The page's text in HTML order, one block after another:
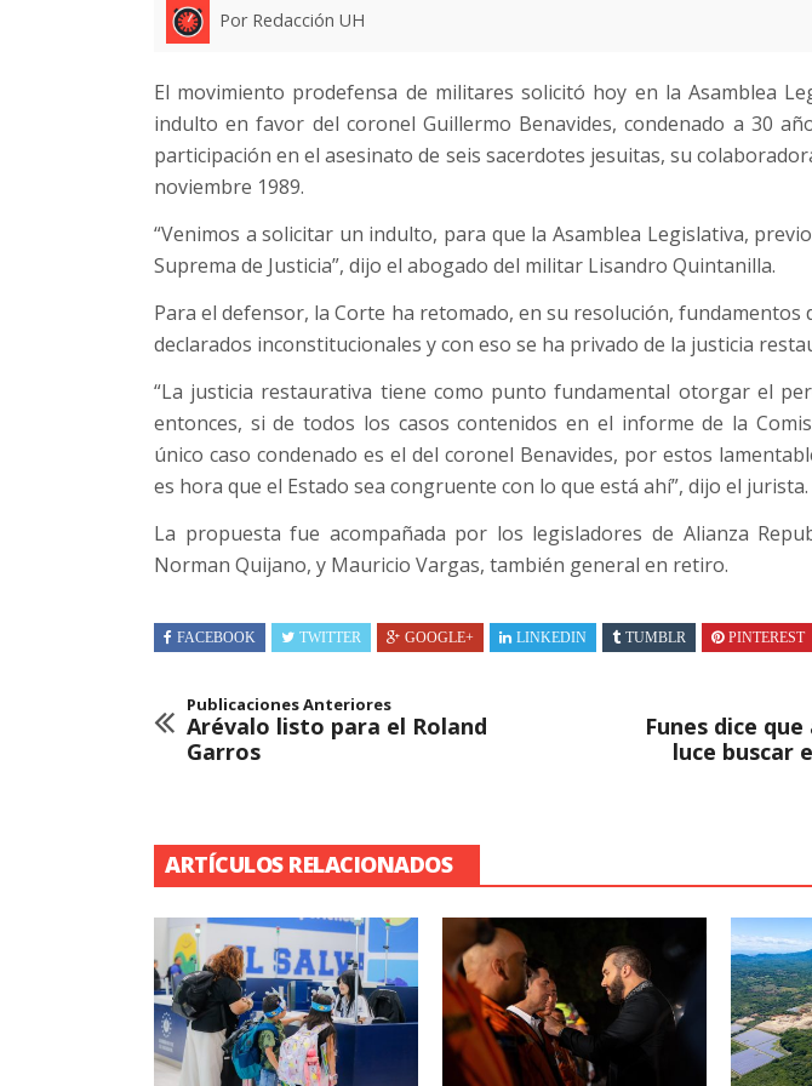
Por Redacción UH
El movimiento prodefensa de militares solicitó hoy en la Asamblea
indulto en favor del coronel Guillermo Benavides, condenado a 30
participación en el asesinato de seis sacerdotes jesuitas, su
noviembre 1989.
“Venimos a solicitar un indulto, para que la Asamblea Legislativa,
Suprema de Justicia”, dijo el abogado del militar Lisandro Quintanilla.
Para el defensor, la Corte ha retomado, en su resolución, fundamentos
declarados inconstitucionales y con eso se ha privado de la justicia
“La justicia restaurativa tiene como punto fundamental otorgar el
entonces, si de todos los casos contenidos en el informe de la
único caso condenado es el del coronel Benavides, por estos
es hora que el Estado sea congruente con lo que está ahí”, dijo el jurista.
La propuesta fue acompañada por los legisladores de Alianza
Norman Quijano, y Mauricio Vargas, también general en retiro.
FACEBOOK TWITTER GOOGLE+ LINKEDIN TUMBLR PINTEREST
Publicaciones Anteriores
Arévalo listo para el Roland
Garros
Funes dice que
luce buscar
ARTÍCULOS RELACIONADOS